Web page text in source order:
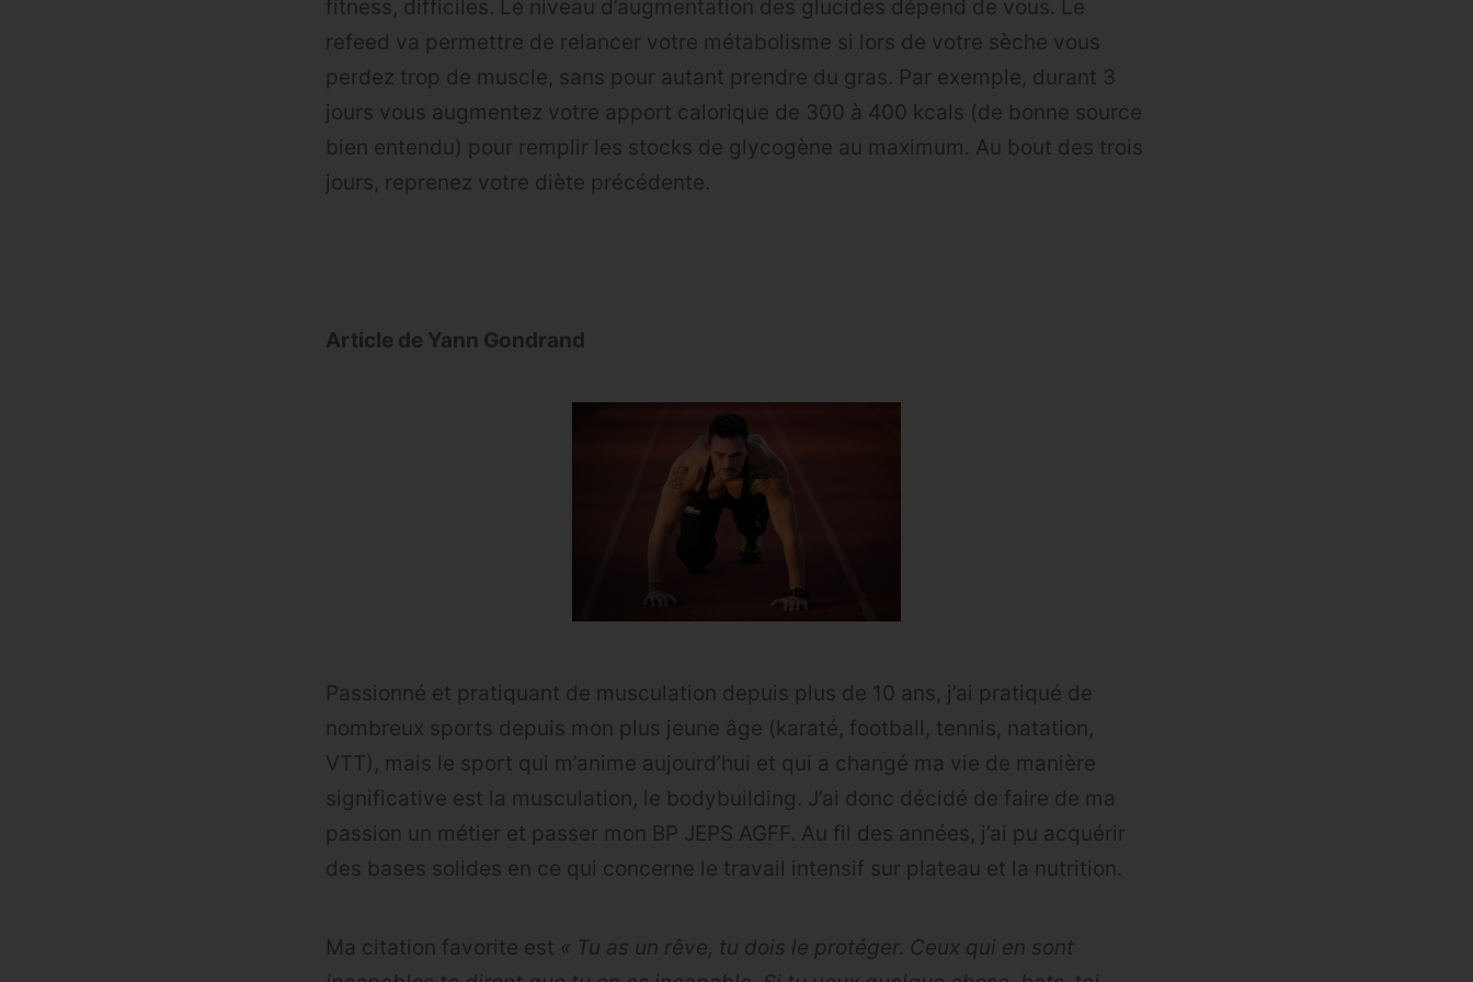
fitness, difficiles. Le niveau d’augmentation des glucides dépend de vous. Le
refeed va permettre de relancer votre métabolisme si lors de votre sèche vous
perdez trop de muscle, sans pour autant prendre du gras. Par exemple, durant 3
jours vous augmentez votre apport calorique de 300 à 400 kcals (de bonne source
bien entendu) pour remplir les stocks de glycogène au maximum. Au bout des trois
jours, reprenez votre diète précédente.
Article de Yann Gondrand
Passionné et pratiquant de musculation depuis plus de 10 ans, j’ai pratiqué de
nombreux sports depuis mon plus jeune âge (karaté, football, tennis, natation,
VTT), mais le sport qui m’anime aujourd’hui et qui a changé ma vie de manière
significative est la musculation, le bodybuilding. J’ai donc décidé de faire de ma
passion un métier et passer mon BP JEPS AGFF. Au fil des années, j’ai pu acquérir
des bases solides en ce qui concerne le travail intensif sur plateau et la nutrition.
Ma citation favorite est « Tu as un rêve, tu dois le protéger. Ceux qui en sont